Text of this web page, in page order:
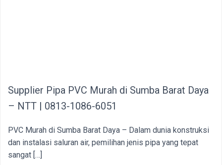
Supplier Pipa PVC Murah di Sumba Barat Daya
– NTT | 0813-1086-6051
PVC Murah di Sumba Barat Daya – Dalam dunia konstruksi
dan instalasi saluran air, pemilihan jenis pipa yang tepat
sangat […]